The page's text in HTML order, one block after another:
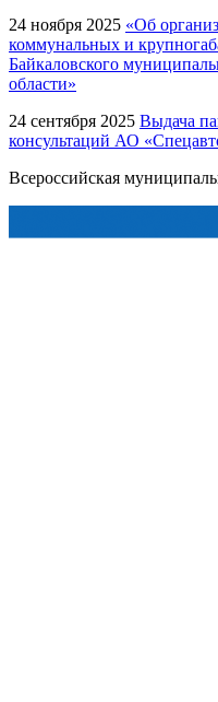
24 ноября 2025 «Об
коммунальных и
Байкаловского
области»
24 сентября 2025 Выдача
консультаций АО
Всероссийская